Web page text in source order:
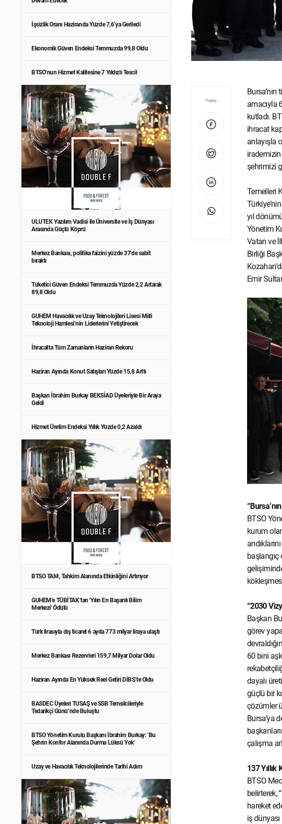
İşsizlik Oranı Haziranda Yüzde 7,6’ya Geriledi
Ekonomik Güven Endeksi Temmuzda 99,8 Oldu
BTSO’nun Hizmet Kalitesine 7 Yıldızlı Tescil
ULUTEK Yazılım Vadisi ile Üniversite ve İş Dünyası
Arasında Güçlü Köprü
Merkez Bankası, politika faizini yüzde 37'de sabit
bıraktı
Tüketici Güven Endeksi Temmuzda Yüzde 2,2 Artarak
89,8 Oldu
GUHEM Havacılık ve Uzay Teknolojileri Lisesi Milli
Teknoloji Hamlesi’nin Liderlerini Yetiştirecek
İhracatta Tüm Zamanların Haziran Rekoru
Haziran Ayında Konut Satışları Yüzde 15,8 Arttı
Başkan İbrahim Burkay BEKSİAD Üyeleriyle Bir Araya
Geldi
Hizmet Üretim Endeksi Yıllık Yüzde 0,2 Azaldı
BTSO TAM, Tahkim Alanında Etkinliğini Artırıyor
GUHEM’e TÜBİTAK’tan 'Yılın En Başarılı Bilim
Merkezi' Ödülü
Türk lirasıyla dış ticaret 6 ayda 773 milyar liraya ulaştı
Merkez Bankası Rezervleri 159,7 Milyar Dolar Oldu
Haziran Ayında En Yüksek Reel Getiri DİBS’te Oldu
BASDEC Üyeleri TUSAŞ ve SSB Temsilcileriyle
Tedarikçi Günü’nde Buluştu
BTSO Yönetim Kurulu Başkanı İbrahim Burkay: ‘Bu
Şehrin Konfor Alanında Durma Lüksü Yok’
Uzay ve Havacılık Teknolojilerinde Tarihi Adım
Paylaş
amacıyla
kutladı.
ihracat
anlayışla
şehrimizi
Temelleri
yıl
Yönetim
Vatan ve
Birliği
Emir
BTSO
kurum
başlangıç
“2030
Başkan
görev
60 bini
dayalı
güçlü bir
çözümler
Bursa’ya
çalışma
137 Yıllık
BTSO
belirterek,
hareket
iş